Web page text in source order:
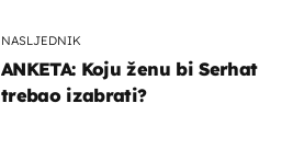
NASLJEDNIK
ANKETA: Koju ženu bi Serhat
trebao izabrati?